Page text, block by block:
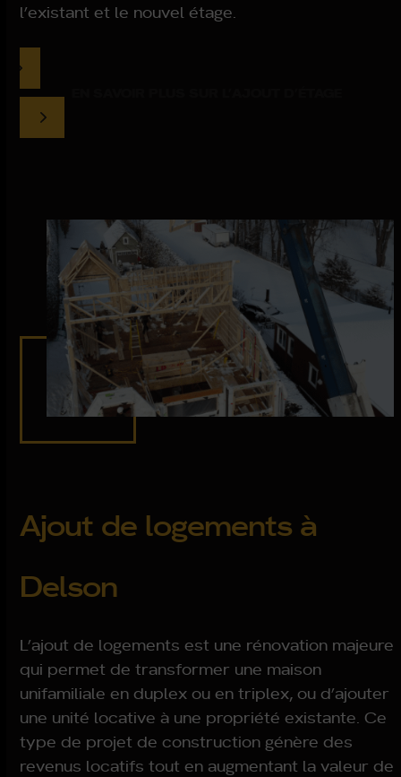
l’existant et le nouvel étage.
Ajout de logements à
Delson
L’ajout de logements est une rénovation majeure
qui permet de transformer une maison
unifamiliale en duplex ou en triplex, ou d’ajouter
une unité locative à une propriété existante. Ce
type de projet de construction génère des
revenus locatifs tout en augmentant la valeur de